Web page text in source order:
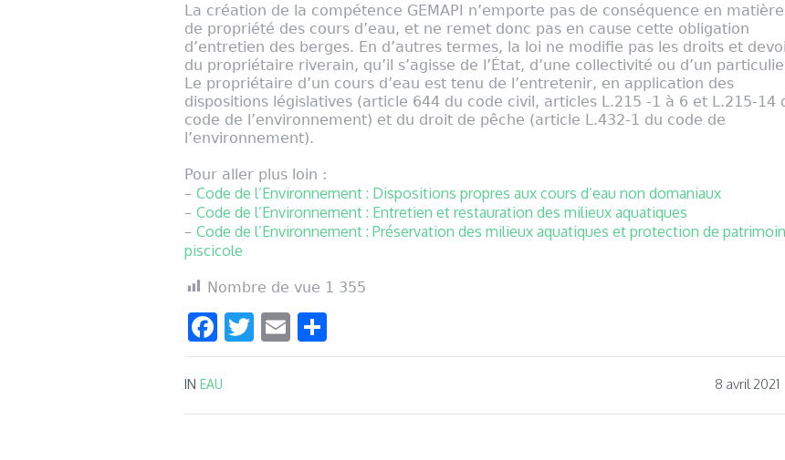
La création de la compétence GEMAPI n’emporte pas de conséquence en matière
de propriété des cours d’eau, et ne remet donc pas en cause cette obligation
d’entretien des berges. En d’autres termes, la loi ne modifie pas les droits et
du propriétaire riverain, qu’il s’agisse de l’État, d’une collectivité ou d’un
Le propriétaire d’un cours d’eau est tenu de l’entretenir, en application des
dispositions législatives (article 644 du code civil, articles L.215 -1 à 6 et L.215-14
code de l’environnement) et du droit de pêche (article L.432-1 du code de
l’environnement).
Pour aller plus loin :
– Code de l’Environnement : Dispositions propres aux cours d’eau non domaniaux
– Code de l’Environnement : Entretien et restauration des milieux aquatiques
– Code de l’Environnement : Préservation des milieux aquatiques et protection de
piscicole
Nombre de vue 1 355
Facebook
Twitter
Email
8 avril 2021
IN EAU